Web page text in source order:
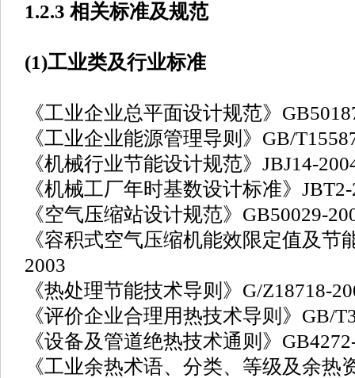
1.2.3 相关标准及规范
(1)工业类及行业标准
《工业企业总平面设计规范》
《工业企业能源管理导则》GB/
《机械行业节能设计规范》JBJ14-
《机械工厂年时基数设计标准》
《空气压缩站设计规范》GB50029-
《容积式空气压缩机能效限定值及节
2003
《热处理节能技术导则》G/Z18718-
《评价企业合理用热技术导则》GB/
《设备及管道绝热技术通则》
《工业余热术语、分类、等级及余热